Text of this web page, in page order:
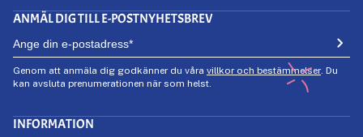
ANMÄL DIG TILL E-POSTNYHETSBREV
Genom att anmäla dig godkänner du våra villkor och bestämmelser. Du
kan avsluta prenumerationen när som helst.
INFORMATION